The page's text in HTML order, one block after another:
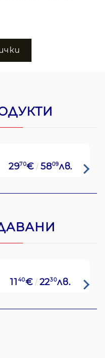
2970€ 5809лв.
11 40€ 2230лв.